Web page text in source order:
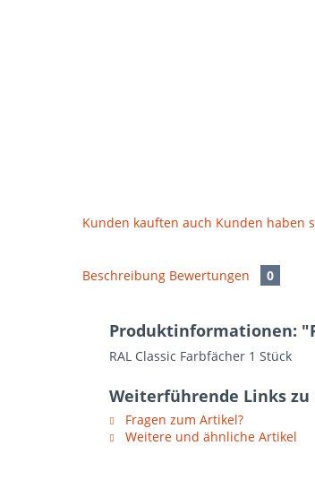
Kunden kauften auch Kunden haben
Beschreibung Bewertungen 0
Produktinformationen:
RAL Classic Farbfächer 1 Stück
Weiterführende Links zu
Fragen zum Artikel?
Weitere und ähnliche Artikel